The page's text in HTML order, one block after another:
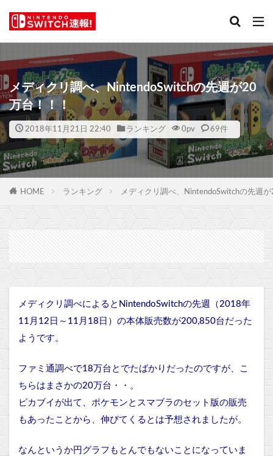
メディクリ調べ、NintendoSwitchの先週が20
万台！！！
2018年11月21日 22:40 ランキング 0pv 69件
HOME ランキング メディクリ調べ、NintendoSwitchの先週
メディクリ調べによるとNintendoSwitchの先週（2018年
11月12日～11月18日 ）の本体販売数が200,850台だった
ようです。
ファミ通調べで18万台とでたばかりだったのですが、こ
ちらはまさかの20万台・・。
ピカブイが出て、ポケモンとスマブラのセット版の販売
もあったことから、伸びてくるとは予想されましたが。
なんというか円グラフもとんでもないことになっていま